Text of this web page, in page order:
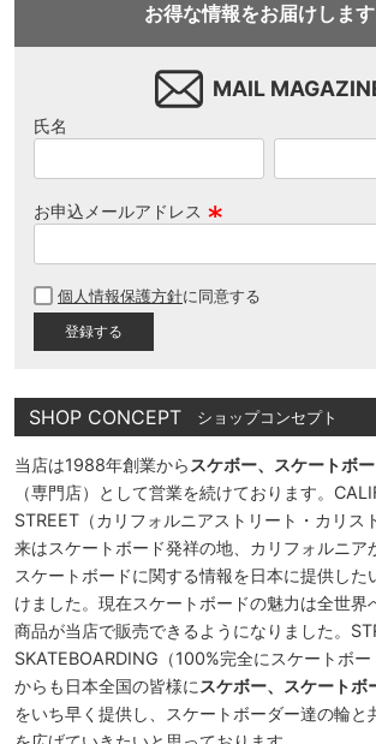
お得な情報をお届けします
MAIL
氏名
お申込メールアドレス
須
個人情報保護方針に同意する
SHOP CONCEPT ショップコンセプト
当店は1988年創業から スケボー、スケートボ
（専門店）として営業を続けております。
STREET（カリフォルニアストリート・カリス
来はスケートボード発祥の地、カリフォルニア
スケートボードに関する情報を日本に提供した
けました。現在スケートボードの魅力は全世界
商品が当店で販売できるようになりました。
SKATEBOARDING（100%完全にスケートボ
からも日本全国の皆様に スケボー、スケートボ
をいち早く提供し、スケートボーダー達の輪と